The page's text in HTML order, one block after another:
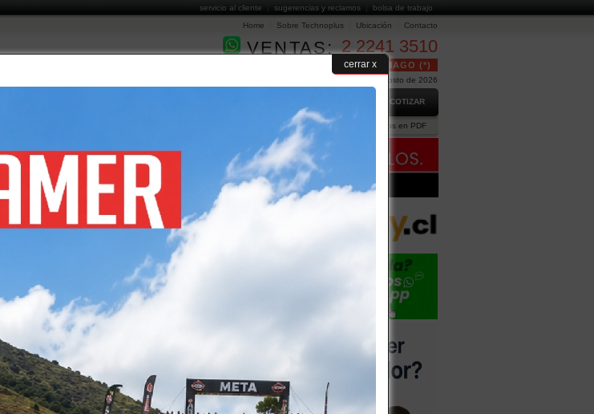
cerrar x
servicio al cliente sugerencias y reclamos
bolsa de trabajo
Home
Sobre Technoplus Ubicación Contacto
2 2241 3510
VENTAS:
DESPACHO EN 24 HORAS GRATUITO EN SANTIAGO (*)
Hoy es Viernes 7 de Agosto de 2026
COTIZAR
Información Comercial Ejecutivos Catálogos en PDF
/ locker 2 cuerpos 4 casilleros
COTIZAR